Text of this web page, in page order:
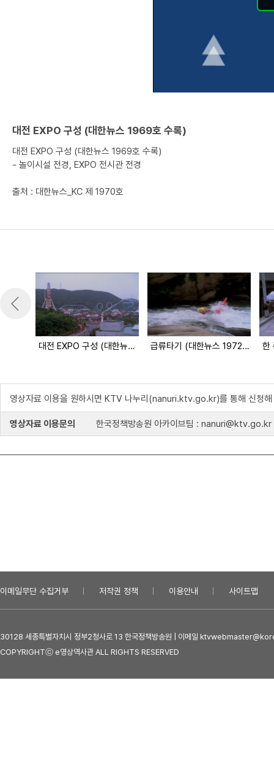
대전 EXPO 구성 (대한뉴스 1969호 수록)
대전 EXPO 구성 (대한뉴스 1969호 수록)
- 놀이시설 전경, EXPO 전시관 전경
출처 : 대한뉴스_KC 제 1970호
대전 EXPO 구성 (대한뉴스 1969호 수록) 급류타기 (대한뉴스 1972호 수록) 한
영상자료 이용을 원하시면 KTV 나누리(nanuri.ktv.go.kr)를 통해 신청해
영상자료 이용문의 한국정책방송원 아카이브팀 : nanuri@ktv.go.kr
이메일무단 수집거부 저작권 정책 이용안내 사이트맵
30128 세종특별자치시 정부2청사로 13 한국정책방송원 | 이메일
COPYRIGHTⓒ e영상역사관 ALL RIGHTS RESERVED